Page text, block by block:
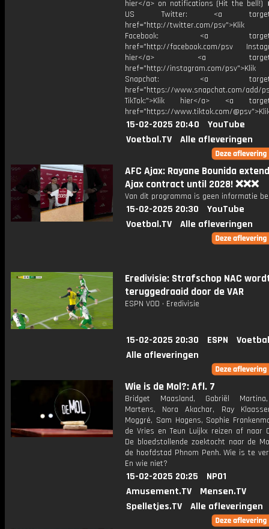
hier</a> on notifications (Hit the bell!)
US Twitter: <a
href="http://twitter.com/psv">Klik
Facebook: <a
href="http://facebook.com/psv
hier</a> <a
href="http://instagram.com/
Snapchat: <a
href="https://www.snapchat.com/add/
TikTok:">Klik hier</a> <a
href="https://www.tiktok.com/
15-02-2025 20:40
YouTube
Voetbal.TV
Alle afleveringen
AFC Ajax: Rayane Bounida
Ajax contract until 2028! ❌❌❌
Van dit programma is geen informatie
15-02-2025 20:30
YouTube
Voetbal.TV
Alle afleveringen
Eredivisie: Strafschop NAC
teruggedraaid door de VAR
ESPN VOD • Eredivisie
15-02-2025 20:30 ESPN
Alle afleveringen
Wie is de Mol?: Afl. 7
Bridget Maasland, Gabriël
Martens, Nora Akachar, Ray
Moggré, Sam Hagens, Sophie
de Vries en Teun Luijkx reizen af naar
De bloedstollende zoektocht naar de
de hoofdstad Phnom Penh. Wie is te
En wie niet?
15-02-2025 20:25
NPO1
Amusement.TV
Mensen.TV
Spelletjes.TV
Alle afleveringen